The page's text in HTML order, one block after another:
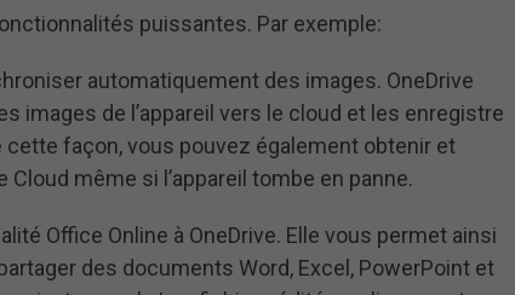
puissantes. Par exemple:
automatiquement des images. OneDrive
images de l’appareil vers le cloud et les enregistre
cette façon, vous pouvez également obtenir et
même si l’appareil tombe en panne.
Office Online à OneDrive. Elle vous permet ainsi
des documents Word, Excel, PowerPoint et